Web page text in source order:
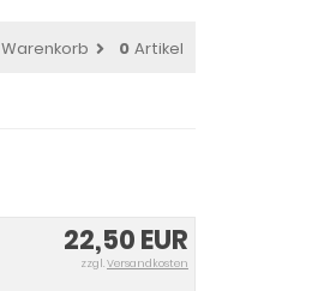
Warenkorb 0 Artikel
22,50 EUR
zzgl.Versandkosten